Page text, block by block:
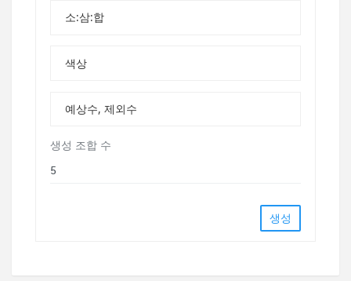
소:삼:합
색상
예상수, 제외수
생성 조합 수
생성